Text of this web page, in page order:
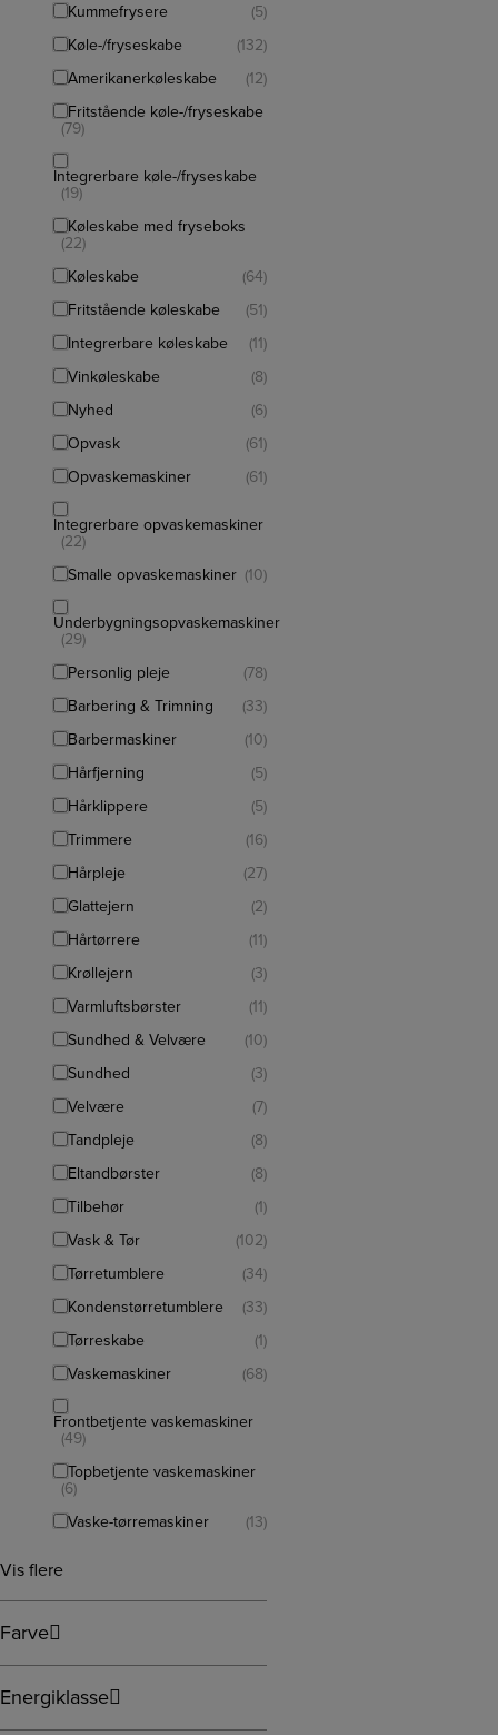
Kummefrysere
(5)
Køle-/fryseskabe
(132)
Amerikanerkøleskabe
(12)
Fritstående køle-/fryseskabe
(79)
Integrerbare køle-/fryseskabe
(19)
Køleskabe med fryseboks
(22)
Køleskabe
(64)
Fritstående køleskabe
(51)
Integrerbare køleskabe
(11)
Vinkøleskabe
(8)
Nyhed
(6)
Opvask
(61)
Opvaskemaskiner
(61)
Integrerbare opvaskemaskiner
(22)
Smalle opvaskemaskiner (10)
Underbygningsopvaskemaskiner
(29)
Personlig pleje
(78)
Barbering & Trimning
(33)
Barbermaskiner
(10)
Hårfjerning
(5)
Hårklippere
(5)
Trimmere
(16)
Hårpleje
(27)
Glattejern
(2)
Hårtørrere
(11)
Krøllejern
(3)
Varmluftsbørster
(11)
Sundhed & Velvære
(10)
Sundhed
(3)
Velvære
(7)
Tandpleje
(8)
Eltandbørster
(8)
Tilbehør
(1)
Vask & Tør
(102)
Tørretumblere
(34)
Kondenstørretumblere
(33)
Tørreskabe
(1)
Vaskemaskiner
(68)
Frontbetjente vaskemaskiner
(49)
Topbetjente vaskemaskiner
(6)
Vaske-tørremaskiner
(13)
Vis flere
Farve
Energiklasse